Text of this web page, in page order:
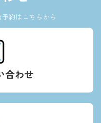
約はこちらから